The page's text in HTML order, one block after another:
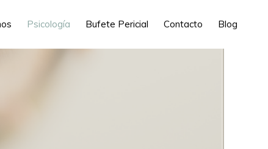
Psicología Bufete Pericial Contacto Blog